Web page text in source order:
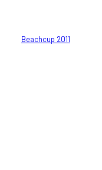
Beachcup 2011